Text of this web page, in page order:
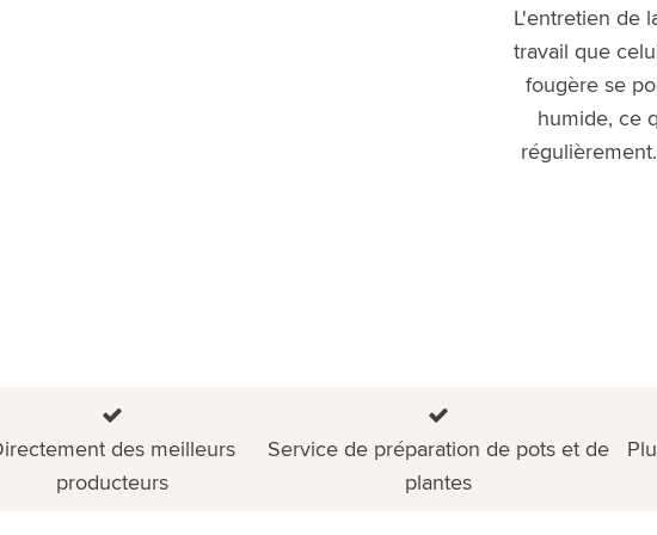
L'entretien de
travail que
fougère se
humide, ce
des meilleurs
producteurs
Service de préparation de pots et de
plantes